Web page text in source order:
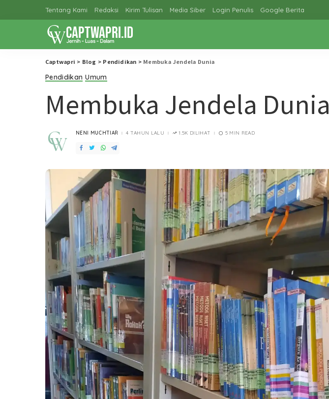
Tentang Kami Redaksi Kirim Tulisan Media Siber Login Penulis Google Berita
Captwapri > Blog > Pendidikan > Membuka Jendela Dunia
Pendidikan Umum
Membuka Jendela Dunia
POSTED
NENI MUCHTIAR 4 TAHUN LALU 1.5K DILIHAT 5 MIN READ